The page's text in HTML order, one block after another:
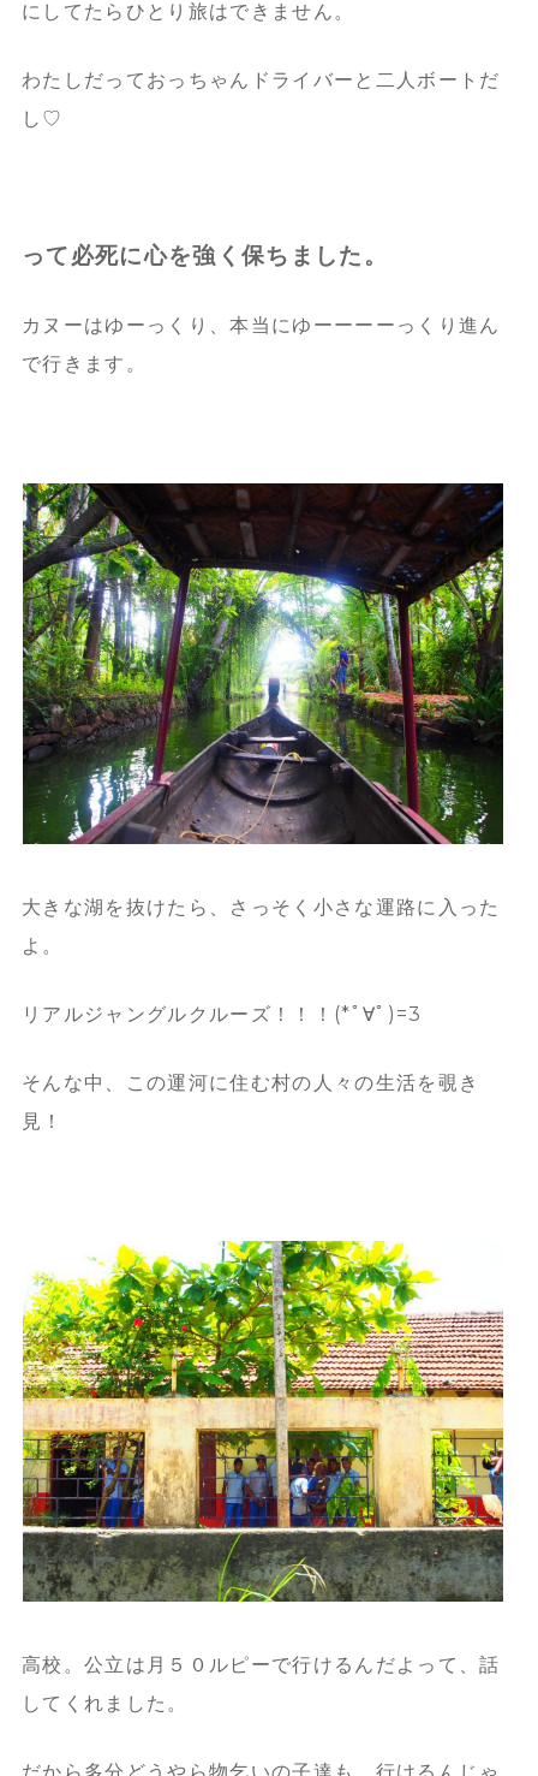
にしてたらひとり旅はできません。
わたしだっておっちゃんドライバーと二人ボートだ
し♡
って必死に心を強く保ちました。
カヌーはゆーっくり、本当にゆーーーーっくり進ん
で行きます。
大きな湖を抜けたら、さっそく小さな運路に入った
よ。
リアルジャングルクルーズ！！！(*ﾟ∀ﾟ)=3
そんな中、この運河に住む村の人々の生活を覗き
見！
高校。公立は月５０ルピーで行けるんだよって、話
してくれました。